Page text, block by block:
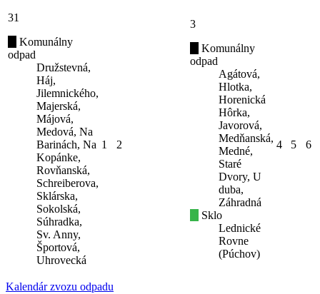
31
Komunálny
odpad
Družstevná,
Háj,
Jilemnického,
Majerská,
Májová,
Medová, Na
Barinách, Na
Kopánke,
Rovňanská,
Schreiberova,
Sklárska,
Sokolská,
Súhradka,
Sv. Anny,
Športová,
Uhrovecká
1 2
3
Komunálny
odpad
Agátová,
Hlotka,
Horenická
Hôrka,
Javorová,
Medňanská,
Medné,
Staré
Dvory, U
duba,
Záhradná
Sklo
Lednické
Rovne
(Púchov)
4 5 6
Kalendár zvozu odpadu